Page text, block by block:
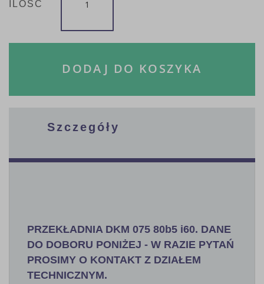
ILOŚĆ
DODAJ DO KOSZYKA
Szczegóły
PRZEKŁADNIA DKM 075 80b5 i60. DANE
DO DOBORU PONIŻEJ - W RAZIE PYTAŃ
PROSIMY O KONTAKT Z DZIAŁEM
TECHNICZNYM.